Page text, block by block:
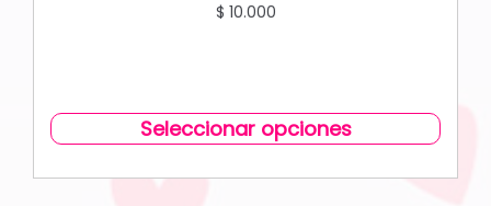
$ 10.000
Seleccionar opciones